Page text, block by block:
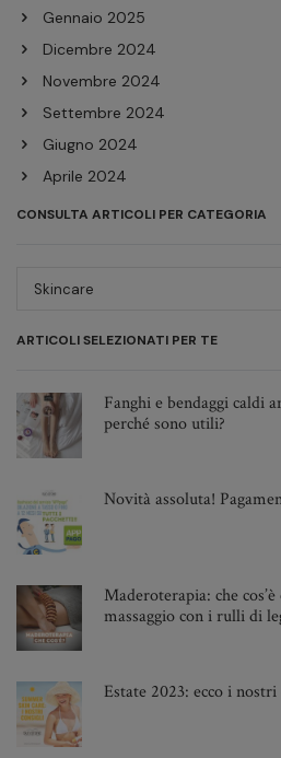
Gennaio 2025
Dicembre 2024
Novembre 2024
Settembre 2024
Giugno 2024
Aprile 2024
Febbraio 2024
Giugno 2023
Febbraio 2023
Dicembre 2022
Ottobre 2022
Settembre 2022
Agosto 2022
Giugno 2022
Maggio 2022
Aprile 2022
Marzo 2022
Febbraio 2022
Gennaio 2022
Novembre 2021
CONSULTA ARTICOLI PER CATEGORIA
Consulta
per
ARTICOLI SELEZIONATI PER TE
Fanghi e bendaggi caldi
perché sono utili?
Novità assoluta!
Maderoterapia: che
massaggio con i rulli di
Estate 2023: ecco i